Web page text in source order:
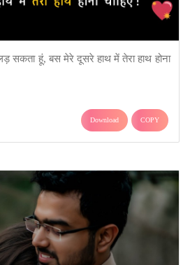
सकता हूं, बस मेरे दूसरे हाथ में तेरा हाथ होना
Download COPY